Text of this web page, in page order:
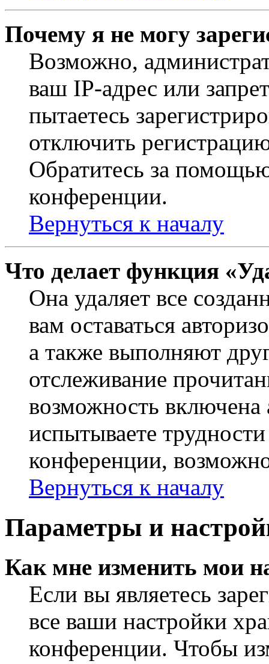
Почему я не могу
Возможно,
ваш IP-адрес или
пытаетесь
отключить
Обратитесь за
конференции.
Вернуться к началу
Что делает функция
Она удаляет все
вам оставаться
а также выполняют
отслеживание
возможность
испытываете
конференции,
Вернуться к началу
Параметры и
Как мне изменить мои
Если вы являетесь
все ваши настройки
конференции. Чтобы